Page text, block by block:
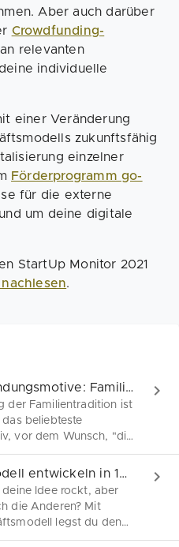
Aber auch darüber
Crowdfunding-
relevanten
individuelle
einer Veränderung
zukunftsfähig
einzelner
Förderprogramm go-
für die externe
um deine digitale
StartUp Monitor 2021
.
Die Top-Gründungsmotive: Familientradition, Nachhaltigkeit oder doch hohes Einkommen?
der Familientradition ist
beliebteste
vor dem Wunsch, "die
oder nach mehr
deutsche Gründer in
nicht-ökonomischer
auf Platz 3 im
des Global
Monitor. Finde jetzt
Geschäftsmodell entwickeln in 10 einfachen Schritten
Idee rockt, aber
die Anderen? Mit
legst du den